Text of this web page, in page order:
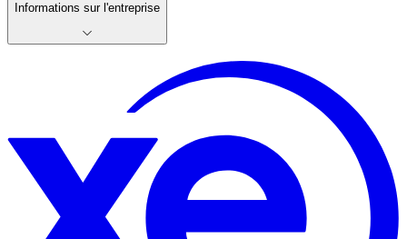
Informations sur l'entreprise